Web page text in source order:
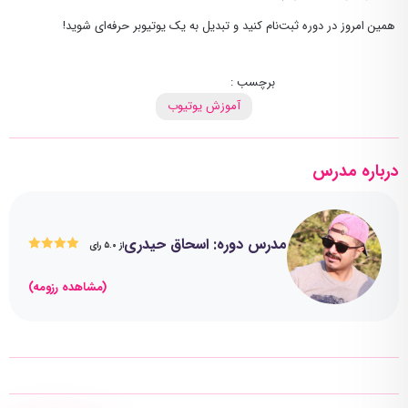
همین امروز در دوره ثبت‌نام کنید و تبدیل به یک یوتیوبر حرفه‌ای شوید!
برچسب :
آموزش یوتیوب
درباره مدرس
مدرس دوره: اسحاق حیدریاز ۵.۰ رای SSSS
(مشاهده رزومه)